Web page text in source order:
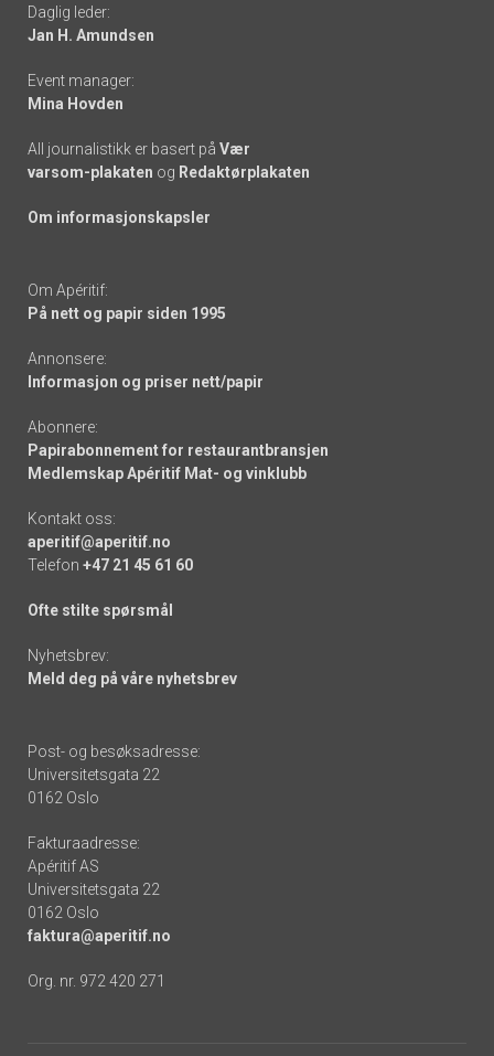
links
Daglig leder:
Jan H. Amundsen
Event manager:
Mina Hovden
All journalistikk er basert på Vær
varsom-plakaten og Redaktørplakaten
Om informasjonskapsler
Om Apéritif:
På nett og papir siden 1995
Annonsere:
Informasjon og priser nett/papir
Abonnere:
Papirabonnement for restaurantbransjen
Medlemskap Apéritif Mat- og vinklubb
Kontakt oss:
aperitif@aperitif.no
Telefon +47 21 45 61 60
Ofte stilte spørsmål
Nyhetsbrev:
Meld deg på våre nyhetsbrev
Post- og besøksadresse:
Universitetsgata 22
0162 Oslo
Fakturaadresse:
Apéritif AS
Universitetsgata 22
0162 Oslo
faktura@aperitif.no
Org. nr. 972 420 271